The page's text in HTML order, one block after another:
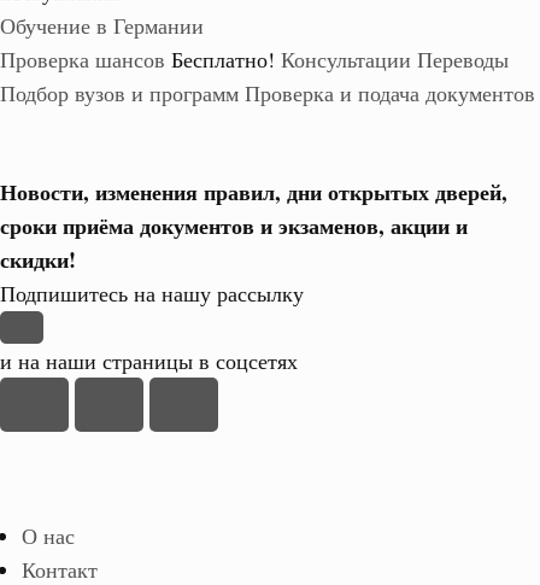
Обучение в Германии
Проверка шансов Бесплатно! Консультации Переводы
Подбор вузов и программ Проверка и подача документов
Новости, изменения правил, дни открытых дверей,
сроки приёма документов и экзаменов, акции и
скидки!
Подпишитесь на нашу рассылку
и на наши страницы в соцсетях
О нас
Контакт